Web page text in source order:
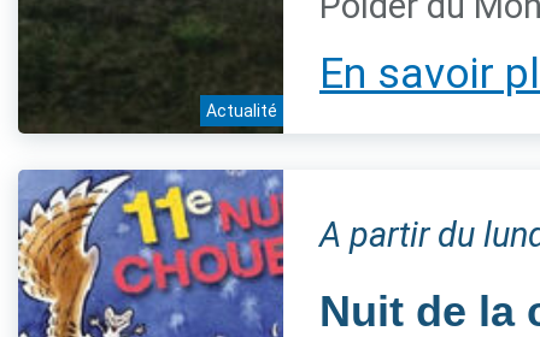
Actualité
En savoir
A partir du
Nuit de la